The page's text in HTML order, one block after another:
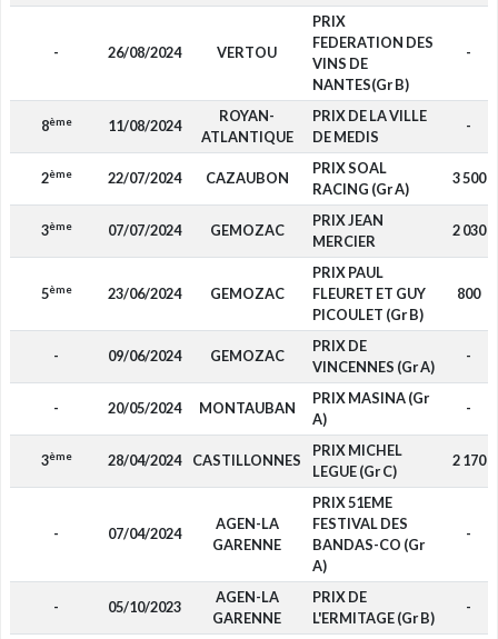
- 26/08/2024 VERTOU
PRIX
FEDERATION DES
VINS DE
NANTES(Gr B)
-
8ème 11/08/2024
ROYAN-
ATLANTIQUE
PRIX DE LA VILLE
DE MEDIS
-
2ème 22/07/2024 CAZAUBON
PRIX SOAL
RACING (Gr A)
3 500
3ème 07/07/2024 GEMOZAC
PRIX JEAN
MERCIER
2 030
5ème 23/06/2024 GEMOZAC
PRIX PAUL
FLEURET ET GUY
PICOULET (Gr B)
800
- 09/06/2024 GEMOZAC
PRIX DE
VINCENNES (Gr A)
-
- 20/05/2024 MONTAUBAN
PRIX MASINA (Gr
A)
-
3ème 28/04/2024 CASTILLONNES
PRIX MICHEL
LEGUE (Gr C)
2 170
- 07/04/2024
AGEN-LA
GARENNE
PRIX 51EME
FESTIVAL DES
BANDAS-CO (Gr
A)
-
- 05/10/2023
AGEN-LA
GARENNE
PRIX DE
L'ERMITAGE (Gr B)
-